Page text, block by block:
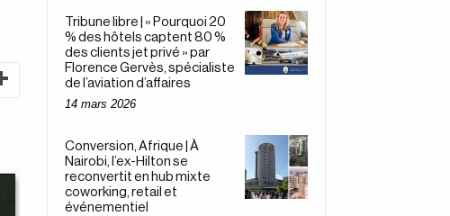
Tribune libre | « Pourquoi 20
% des hôtels captent 80 %
des clients jet privé » par
Florence Gervès, spécialiste
de l’aviation d’affaires
14 mars 2026
Conversion, Afrique | À
Nairobi, l’ex-Hilton se
reconvertit en hub mixte
coworking, retail et
événementiel